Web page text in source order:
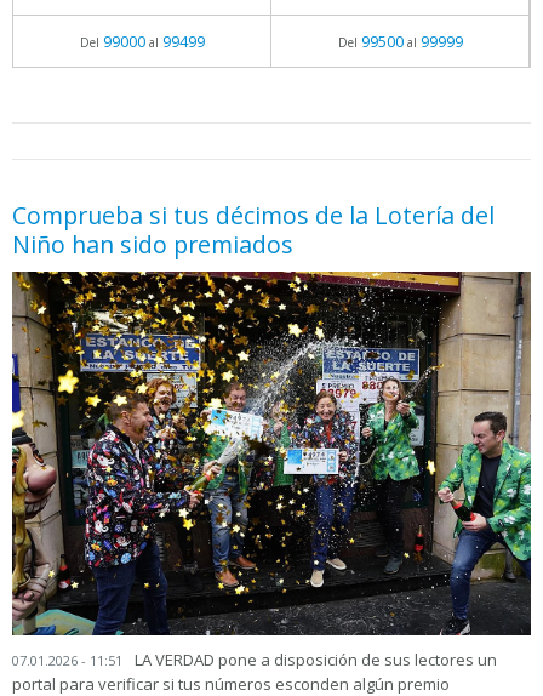
Del 99000al 99499 Del 99500al 99999
Comprueba si tus décimos de la Lotería del
Niño han sido premiados
07.01.2026 - 11:51
LA VERDAD pone a disposición de sus lectores un
portal para verificar si tus números esconden algún premio